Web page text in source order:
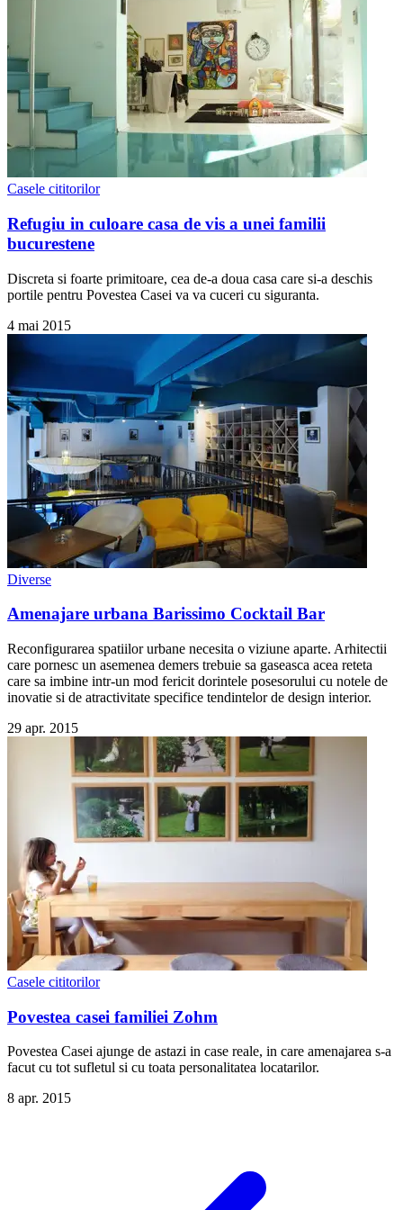
Casele cititorilor
Refugiu in culoare casa de vis a unei familii
bucurestene
Discreta si foarte primitoare, cea de-a doua casa care si-a deschis
portile pentru Povestea Casei va va cuceri cu siguranta.
4 mai 2015
Diverse
Amenajare urbana Barissimo Cocktail Bar
Reconfigurarea spatiilor urbane necesita o viziune aparte. Arhitectii
care pornesc un asemenea demers trebuie sa gaseasca acea reteta
care sa imbine intr-un mod fericit dorintele posesorului cu notele de
inovatie si de atractivitate specifice tendintelor de design interior.
29 apr. 2015
Casele cititorilor
Povestea casei familiei Zohm
Povestea Casei ajunge de astazi in case reale, in care amenajarea s-a
facut cu tot sufletul si cu toata personalitatea locatarilor.
8 apr. 2015